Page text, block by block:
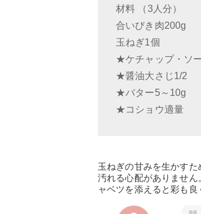
材料 （3人分）
合いびき肉200g
玉ねぎ1個
★ケチャップ・ソ
★醤油大さじ1/2
★バター5～10g
★コショウ適量
玉ねぎの甘みを生かす
汚れる心配がありませ
ャベツを添えると彩も良